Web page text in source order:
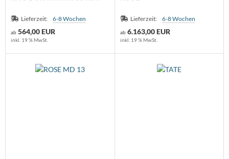
Lieferzeit: 6-8 Wochen
ab 564,00 EUR
inkl. 19 % MwSt.
Lieferzeit: 6-8 Wochen
ab 6.163,00 EUR
inkl. 19 % MwSt.